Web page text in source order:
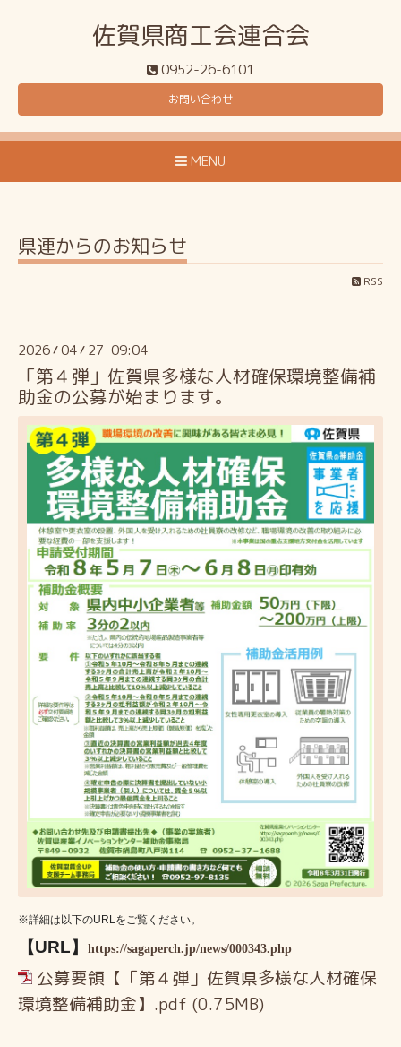
佐賀県商工会連合会
0952-26-6101
お問い合わせ
MENU
県連からのお知らせ
RSS
2026/04/ 27 09:04
「第４弾」佐賀県多様な人材確保環境整備補
助金の公募が始まります。
※詳細は以下のURLをご覧ください。
【URL】 https://sagaperch.jp/news/000343.php
公募要領【「第４弾」佐賀県多様な人材確保
環境整備補助金】.pdf (0.75MB)